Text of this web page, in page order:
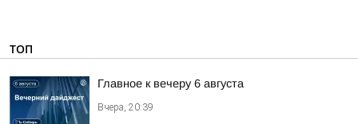
ТОП
Главное к вечеру 6 августа
Вчера, 20:39